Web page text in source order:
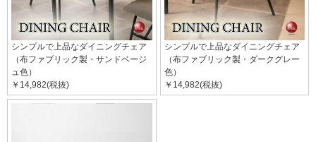
シンプルで上品なダイニングチェア
（布ファブリック製・サンドベージ
ュ色）
￥14,982(税抜)
シンプルで上品なダイニングチェア
（布ファブリック製・ダークグレー
色）
￥14,982(税抜)